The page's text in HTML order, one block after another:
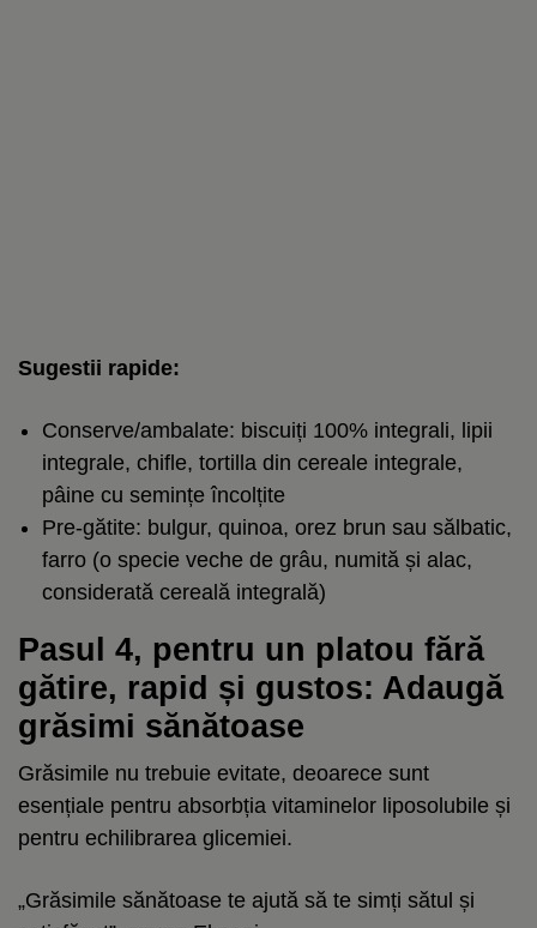
Sugestii rapide:
Conserve/ambalate: biscuiți 100% integrali, lipii
integrale, chifle, tortilla din cereale integrale,
pâine cu semințe încolțite
Pre-gătite: bulgur, quinoa, orez brun sau sălbatic,
farro (o specie veche de grâu, numită și alac,
considerată cereală integrală)
Pasul 4, pentru un platou fără
gătire, rapid și gustos: Adaugă
grăsimi sănătoase
Grăsimile nu trebuie evitate, deoarece sunt
esențiale pentru absorbția vitaminelor liposolubile și
pentru echilibrarea glicemiei.
„Grăsimile sănătoase te ajută să te simți sătul și